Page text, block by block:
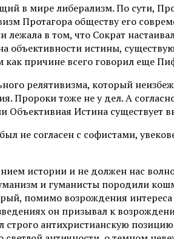
в мире либерализм. По сути,
Протагора обществу его
в том, что Сократ
объективности истины,
причине всего говорил еще
релятивизма, который
Пророки тоже не у дел. А
Объективная Истина
не согласен с софистами,
истории и не должен нас
и гуманисты породили
помимо возрождения
он призывал к
строго антихристианскую